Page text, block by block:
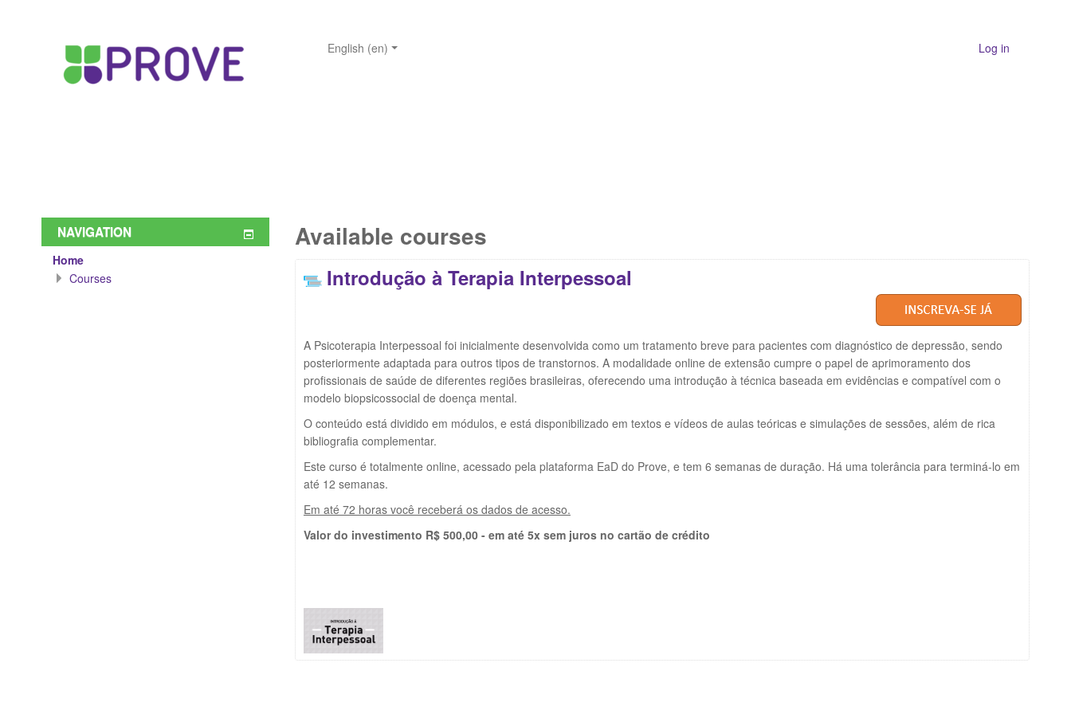
English ‎(en)‎ Log in
Available courses
Introdução à Terapia Interpessoal
A Psicoterapia Interpessoal foi inicialmente desenvolvida como um tratamento breve para pacientes com diagnóstico de depressão, sendo
posteriormente adaptada para outros tipos de transtornos. A modalidade online de extensão cumpre o papel de aprimoramento dos
profissionais de saúde de diferentes regiões brasileiras, oferecendo uma introdução à técnica baseada em evidências e compatível com o
modelo biopsicossocial de doença mental.
O conteúdo está dividido em módulos, e está disponibilizado em textos e vídeos de aulas teóricas e simulações de sessões, além de rica
bibliografia complementar.
Este curso é totalmente online, acessado pela plataforma EaD do Prove, e tem 6 semanas de duração. Há uma tolerância para terminá-lo em
até 12 semanas.
Em até 72 horas você receberá os dados de acesso.
Valor do investimento R$ 500,00 - em até 5x sem juros no cartão de crédito
NAVIGATION
Home
Courses